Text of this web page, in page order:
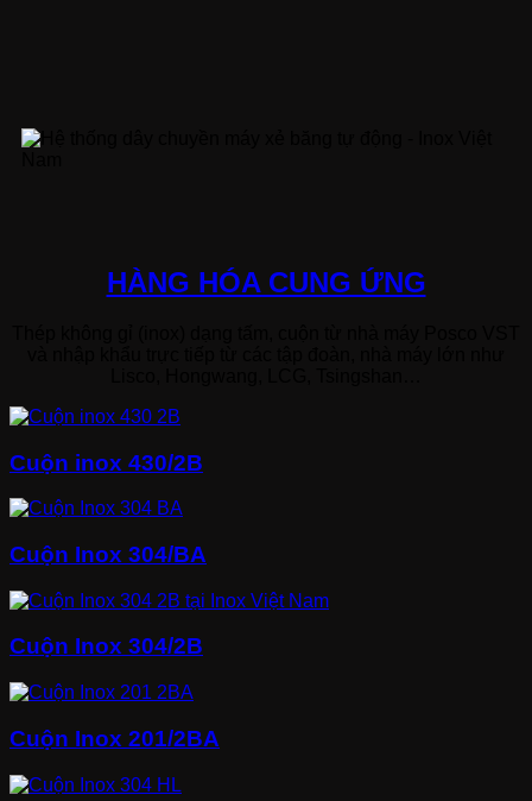
HÀNG HÓA CUNG ỨNG
Cuộn inox 430/2B
Cuộn Inox 304/BA
Cuộn Inox 304/2B
Cuộn Inox 201/2BA